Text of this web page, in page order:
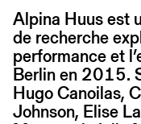
Alpina Huus est
de recherche
performance et
Berlin en 2015.
Hugo Canoilas,
Johnson, Elise